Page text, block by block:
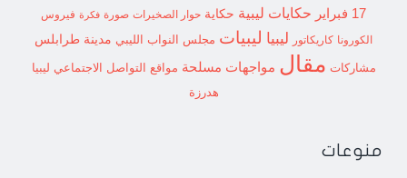
17 فبراير
حكايات ليبية حكاية حوار الصخيرات صورة فكرة فيروس
الكورونا كاريكاتور ليبيا ليبيات مجلس النواب الليبي مدينة طرابلس
مشاركات مقال مواجهات مسلحة مواقع التواصل الاجتماعي ليبيا
هدرزة
منوعات